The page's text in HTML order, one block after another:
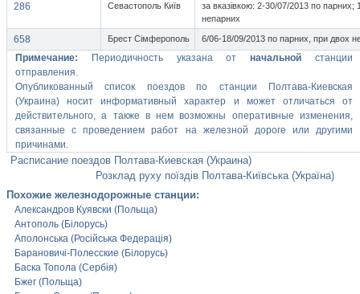
286 Севастополь Київ
за вказівкою: 2-30/07/2013 по парних;
непарних
658 Брест Сімферополь 6/06-18/09/2013 по парних, при двох
Примечание: Периодичность указана отначальной станции
отправления.
Опубликованный список поездов по станции Полтава-Киевская
(Украина) носит информативный характер и может отличаться от
действительного, а также в нем возможны оперативные изменения,
связанные с проведением работ на железной дороге или другими
причинами.
Расписание поездов Полтава-Киевская (Украина)
Розклад руху поїздів Полтава-Київська (Україна)
Похожие железнодорожные станции:
Александров Куявски (Польща)
Антополь (Білорусь)
Аполонська (Російська Федерація)
Барановичі-Полесские (Білорусь)
Баска Топола (Сербія)
Бжег (Польща)